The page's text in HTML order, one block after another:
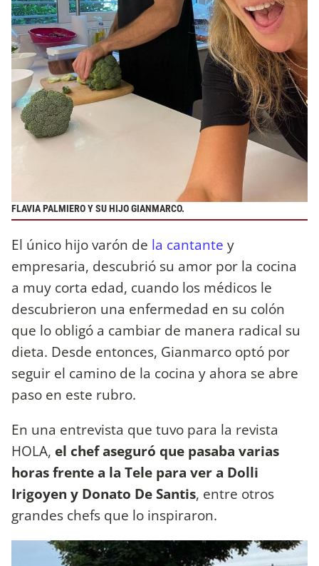
FLAVIA PALMIERO Y SU HIJO GIANMARCO.
El único hijo varón de la cantante y
empresaria, descubrió su amor por la cocina
a muy corta edad, cuando los médicos le
descubrieron una enfermedad en su colón
que lo obligó a cambiar de manera radical su
dieta. Desde entonces, Gianmarco optó por
seguir el camino de la cocina y ahora se abre
paso en este rubro.
En una entrevista que tuvo para la revista
HOLA, el chef aseguró que pasaba varias
horas frente a la Tele para ver a Dolli
Irigoyen y Donato De Santis, entre otros
grandes chefs que lo inspiraron.